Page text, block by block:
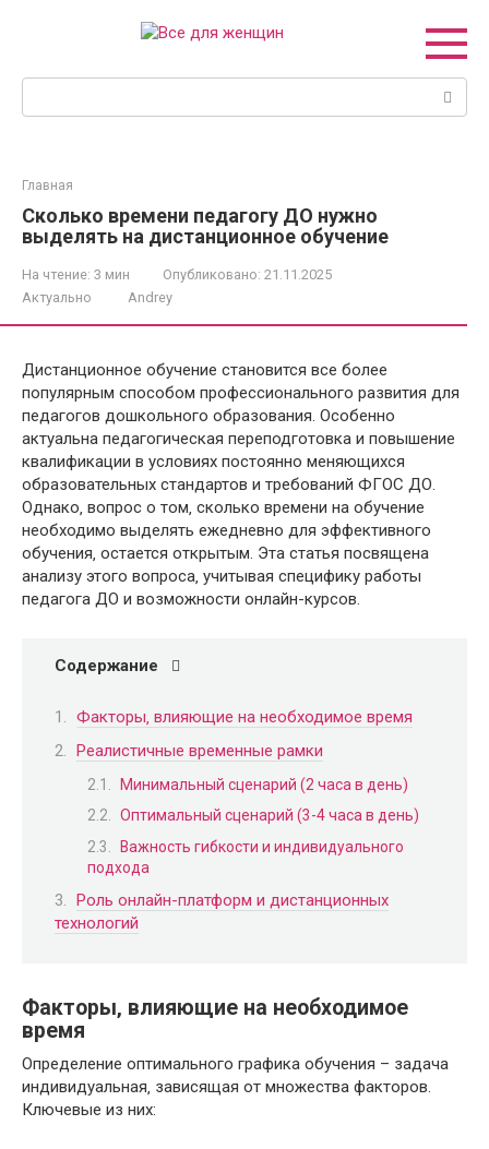
Главная
Сколько времени педагогу ДО нужно
выделять на дистанционное обучение
На чтение: 3 мин Опубликовано: 21.11.2025
Актуально
Andrey
Дистанционное обучение становится все более
популярным способом профессионального развития для
педагогов дошкольного образования. Особенно
актуальна педагогическая переподготовка и повышение
квалификации в условиях постоянно меняющихся
образовательных стандартов и требований ФГОС ДО.
Однако‚ вопрос о том‚ сколько времени на обучение
необходимо выделять ежедневно для эффективного
обучения‚ остается открытым. Эта статья посвящена
анализу этого вопроса‚ учитывая специфику работы
педагога ДО и возможности онлайн-курсов.
Содержание
Факторы‚ влияющие на необходимое время
Реалистичные временные рамки
Минимальный сценарий (2 часа в день)
Оптимальный сценарий (3-4 часа в день)
Важность гибкости и индивидуального
подхода
Роль онлайн-платформ и дистанционных
технологий
Факторы‚ влияющие на необходимое
время
Определение оптимального графика обучения – задача
индивидуальная‚ зависящая от множества факторов.
Ключевые из них: